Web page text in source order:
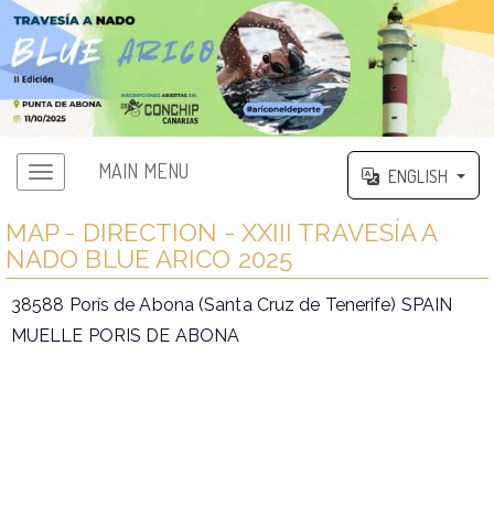
MAIN MENU ENGLISH
MAP - DIRECTION - XXIII TRAVESÍA A
NADO BLUE ARICO 2025
38588 Porís de Abona (Santa Cruz de Tenerife) SPAIN
MUELLE PORIS DE ABONA